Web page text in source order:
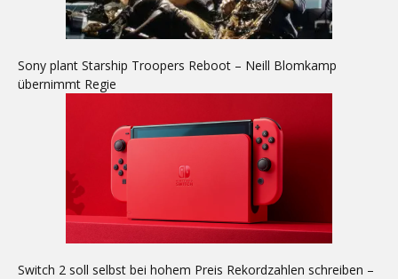
Sony plant Starship Troopers Reboot – Neill Blomkamp
übernimmt Regie
Switch 2 soll selbst bei hohem Preis Rekordzahlen schreiben –